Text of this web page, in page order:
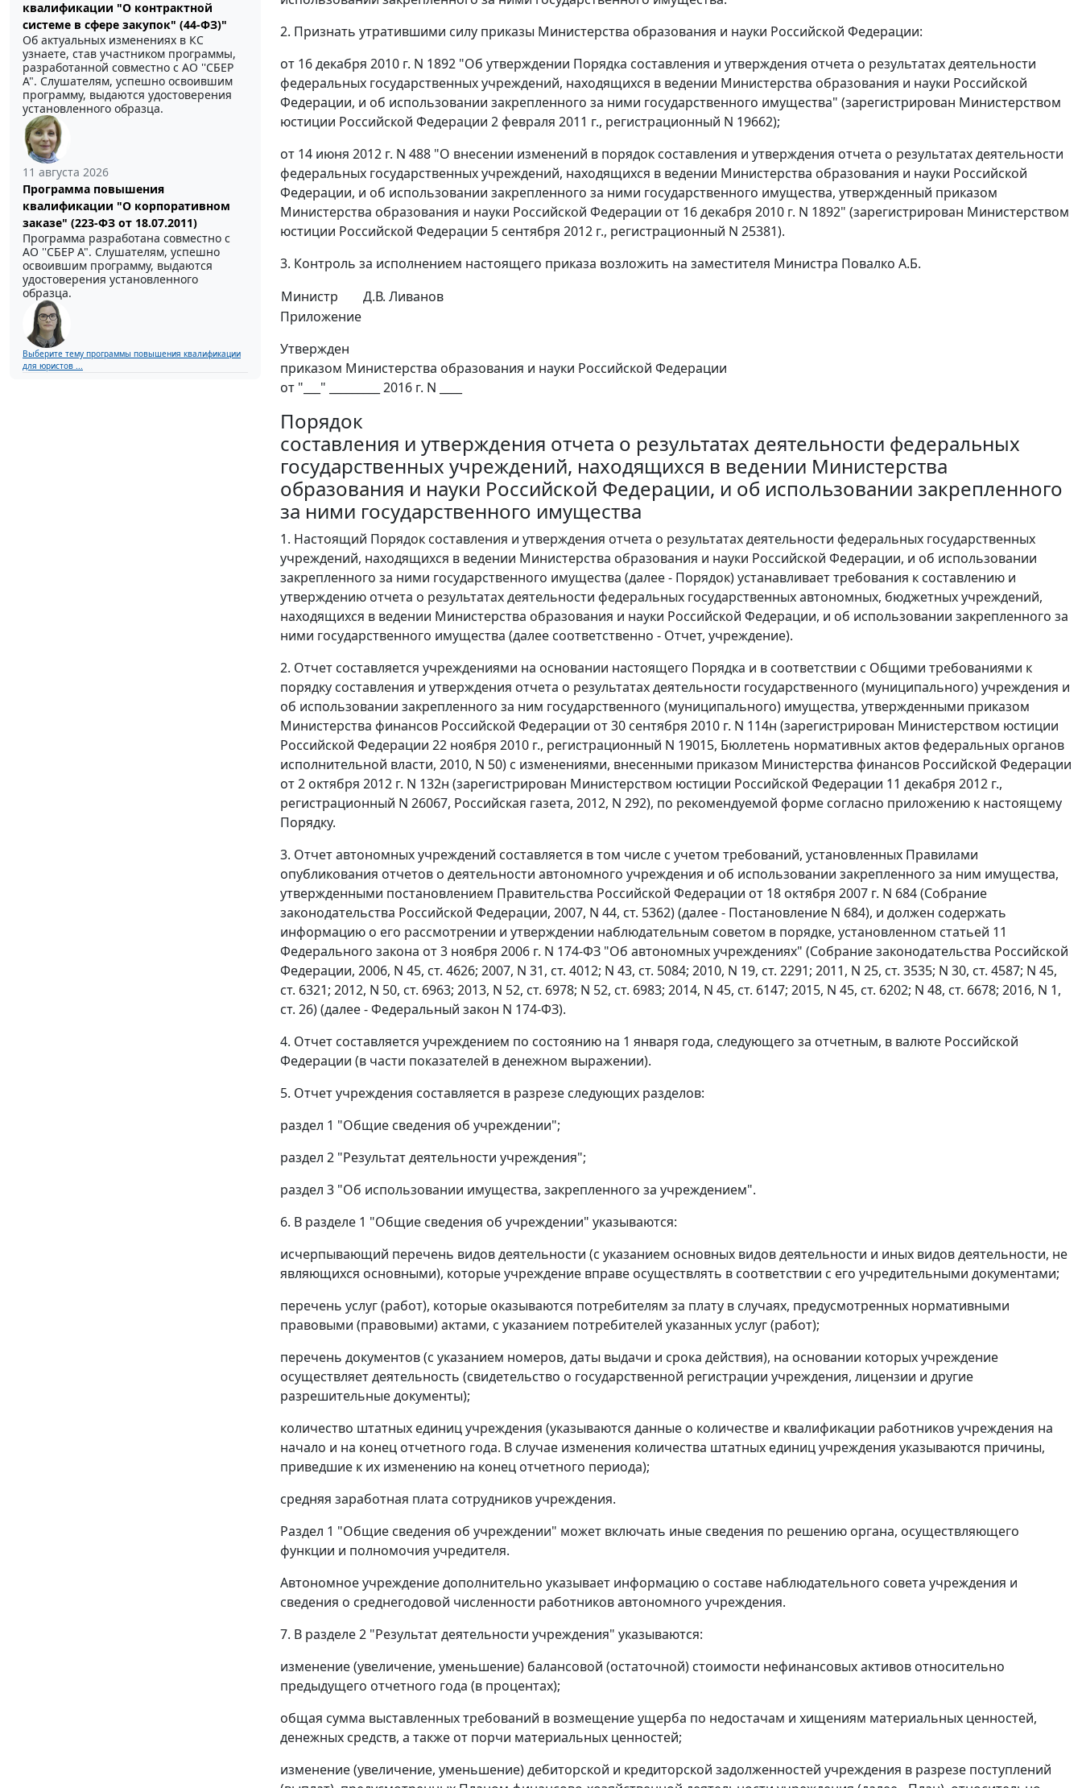
квалификации "О контрактной
системе в сфере закупок" (44-ФЗ)"
Об актуальных изменениях в КС
узнаете, став участником программы,
разработанной совместно с АО ''СБЕР
А". Слушателям, успешно освоившим
программу, выдаются удостоверения
установленного образца.
11 августа 2026
Программа повышения
квалификации "О корпоративном
заказе" (223-ФЗ от 18.07.2011)
Программа разработана совместно с
АО ''СБЕР А". Слушателям, успешно
освоившим программу, выдаются
удостоверения установленного
образца.
Выберите тему программы повышения квалификации
для юристов ...
2. Признать утратившими силу приказы Министерства образования и науки Российской Федерации:
от 16 декабря 2010 г. N 1892 "Об утверждении Порядка составления и утверждения отчета о результатах деятельности
федеральных государственных учреждений, находящихся в ведении Министерства образования и науки Российской
Федерации, и об использовании закрепленного за ними государственного имущества" (зарегистрирован Министерством
юстиции Российской Федерации 2 февраля 2011 г., регистрационный N 19662);
от 14 июня 2012 г. N 488 "О внесении изменений в порядок составления и утверждения отчета о результатах деятельности
федеральных государственных учреждений, находящихся в ведении Министерства образования и науки Российской
Федерации, и об использовании закрепленного за ними государственного имущества, утвержденный приказом
Министерства образования и науки Российской Федерации от 16 декабря 2010 г. N 1892" (зарегистрирован Министерством
юстиции Российской Федерации 5 сентября 2012 г., регистрационный N 25381).
3. Контроль за исполнением настоящего приказа возложить на заместителя Министра Повалко А.Б.
Министр
Д.В. Ливанов
Приложение
Утвержден
приказом Министерства образования и науки Российской Федерации
от "___" _________ 2016 г. N ____
Порядок
составления и утверждения отчета о результатах деятельности федеральных
государственных учреждений, находящихся в ведении Министерства
образования и науки Российской Федерации, и об использовании закрепленного
за ними государственного имущества
1. Настоящий Порядок составления и утверждения отчета о результатах деятельности федеральных государственных
учреждений, находящихся в ведении Министерства образования и науки Российской Федерации, и об использовании
закрепленного за ними государственного имущества (далее - Порядок) устанавливает требования к составлению и
утверждению отчета о результатах деятельности федеральных государственных автономных, бюджетных учреждений,
находящихся в ведении Министерства образования и науки Российской Федерации, и об использовании закрепленного за
ними государственного имущества (далее соответственно - Отчет, учреждение).
2. Отчет составляется учреждениями на основании настоящего Порядка и в соответствии с Общими требованиями к
порядку составления и утверждения отчета о результатах деятельности государственного (муниципального) учреждения и
об использовании закрепленного за ним государственного (муниципального) имущества, утвержденными приказом
Министерства финансов Российской Федерации от 30 сентября 2010 г. N 114н (зарегистрирован Министерством юстиции
Российской Федерации 22 ноября 2010 г., регистрационный N 19015, Бюллетень нормативных актов федеральных органов
исполнительной власти, 2010, N 50) с изменениями, внесенными приказом Министерства финансов Российской Федерации
от 2 октября 2012 г. N 132н (зарегистрирован Министерством юстиции Российской Федерации 11 декабря 2012 г.,
регистрационный N 26067, Российская газета, 2012, N 292), по рекомендуемой форме согласно приложению к настоящему
Порядку.
3. Отчет автономных учреждений составляется в том числе с учетом требований, установленных Правилами
опубликования отчетов о деятельности автономного учреждения и об использовании закрепленного за ним имущества,
утвержденными постановлением Правительства Российской Федерации от 18 октября 2007 г. N 684 (Собрание
законодательства Российской Федерации, 2007, N 44, ст. 5362) (далее - Постановление N 684), и должен содержать
информацию о его рассмотрении и утверждении наблюдательным советом в порядке, установленном статьей 11
Федерального закона от 3 ноября 2006 г. N 174-ФЗ "Об автономных учреждениях" (Собрание законодательства Российской
Федерации, 2006, N 45, ст. 4626; 2007, N 31, ст. 4012; N 43, ст. 5084; 2010, N 19, ст. 2291; 2011, N 25, ст. 3535; N 30, ст. 4587; N 45,
ст. 6321; 2012, N 50, ст. 6963; 2013, N 52, ст. 6978; N 52, ст. 6983; 2014, N 45, ст. 6147; 2015, N 45, ст. 6202; N 48, ст. 6678; 2016, N 1,
ст. 26) (далее - Федеральный закон N 174-ФЗ).
4. Отчет составляется учреждением по состоянию на 1 января года, следующего за отчетным, в валюте Российской
Федерации (в части показателей в денежном выражении).
5. Отчет учреждения составляется в разрезе следующих разделов:
раздел 1 "Общие сведения об учреждении";
раздел 2 "Результат деятельности учреждения";
раздел 3 "Об использовании имущества, закрепленного за учреждением".
6. В разделе 1 "Общие сведения об учреждении" указываются:
исчерпывающий перечень видов деятельности (с указанием основных видов деятельности и иных видов деятельности, не
являющихся основными), которые учреждение вправе осуществлять в соответствии с его учредительными документами;
перечень услуг (работ), которые оказываются потребителям за плату в случаях, предусмотренных нормативными
правовыми (правовыми) актами, с указанием потребителей указанных услуг (работ);
перечень документов (с указанием номеров, даты выдачи и срока действия), на основании которых учреждение
осуществляет деятельность (свидетельство о государственной регистрации учреждения, лицензии и другие
разрешительные документы);
количество штатных единиц учреждения (указываются данные о количестве и квалификации работников учреждения на
начало и на конец отчетного года. В случае изменения количества штатных единиц учреждения указываются причины,
приведшие к их изменению на конец отчетного периода);
средняя заработная плата сотрудников учреждения.
Раздел 1 "Общие сведения об учреждении" может включать иные сведения по решению органа, осуществляющего
функции и полномочия учредителя.
Автономное учреждение дополнительно указывает информацию о составе наблюдательного совета учреждения и
сведения о среднегодовой численности работников автономного учреждения.
7. В разделе 2 "Результат деятельности учреждения" указываются:
изменение (увеличение, уменьшение) балансовой (остаточной) стоимости нефинансовых активов относительно
предыдущего отчетного года (в процентах);
общая сумма выставленных требований в возмещение ущерба по недостачам и хищениям материальных ценностей,
денежных средств, а также от порчи материальных ценностей;
изменение (увеличение, уменьшение) дебиторской и кредиторской задолженностей учреждения в разрезе поступлений